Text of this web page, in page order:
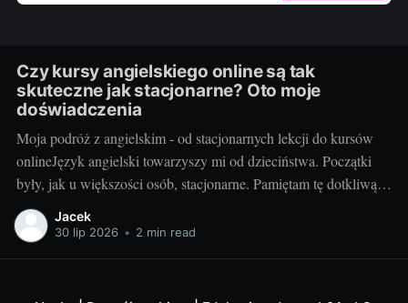
Czy kursy angielskiego online są tak
skuteczne jak stacjonarne? Oto moje
doświadczenia
Moja podróż z angielskim - od stacjonarnych lekcji do kursów
onlineJęzyk angielski towarzyszy mi od dzieciństwa. Początki
były, jak u większości osób, stacjonarne. Pamiętam tę dotkliwą
niechęć do porannego wstawania, pendolowania do szkoły i
powrotów w gorszym nastroju, niż w momencie wyjścia.
Jacek
30 lip 2026 • 2 min read